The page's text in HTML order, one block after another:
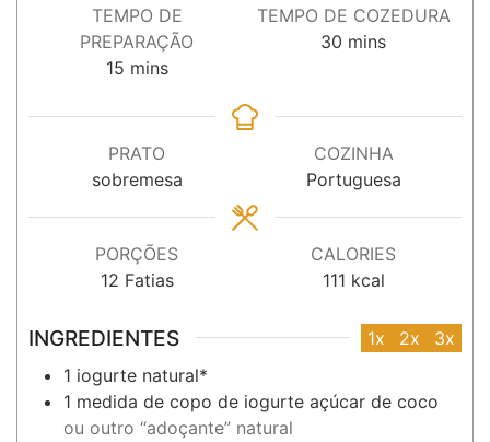
TEMPO DE
PREPARAÇÃO
15minutos
mins
TEMPO DE COZEDURA
30 minutos
mins
PRATO
sobremesa
COZINHA
Portuguesa
PORÇÕES
12 Fatias
CALORIES
111 kcal
INGREDIENTES 1x 2x
3x
1 iogurte natural*
1 medida de copo de iogurte açúcar de coco
ou outro “adoçante” natural